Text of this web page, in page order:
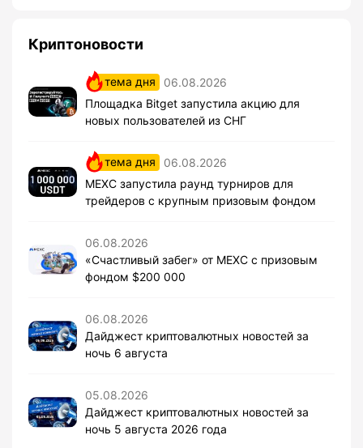
Криптоновости
тема дня
06.08.2026
Площадка Bitget запустила акцию для
новых пользователей из СНГ
тема дня
06.08.2026
MEXC запустила раунд турниров для
трейдеров с крупным призовым фондом
06.08.2026
«Счастливый забег» от MEXC с призовым
фондом $200 000
06.08.2026
Дайджест криптовалютных новостей за
ночь 6 августа
05.08.2026
Дайджест криптовалютных новостей за
ночь 5 августа 2026 года